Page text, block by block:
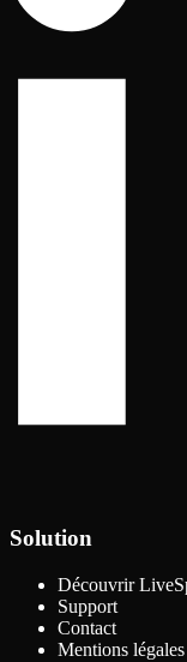
Solution
Découvrir
Support
Contact
Mentions légales